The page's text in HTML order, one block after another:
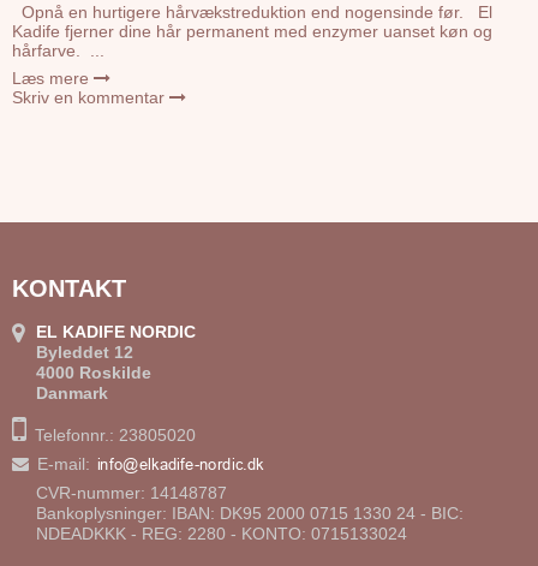
Opnå en hurtigere hårvækstreduktion end nogensinde før. El
Kadife fjerner dine hår permanent med enzymer uanset køn og
hårfarve. ...
Læs mere
Skriv en kommentar
KONTAKT
EL KADIFE NORDIC
Byleddet 12
4000 Roskilde
Danmark
Telefonnr.: 23805020
E-mail:
CVR-nummer: 14148787
Bankoplysninger: IBAN: DK95 2000 0715 1330 24 - BIC:
NDEADKKK - REG: 2280 - KONTO: 0715133024